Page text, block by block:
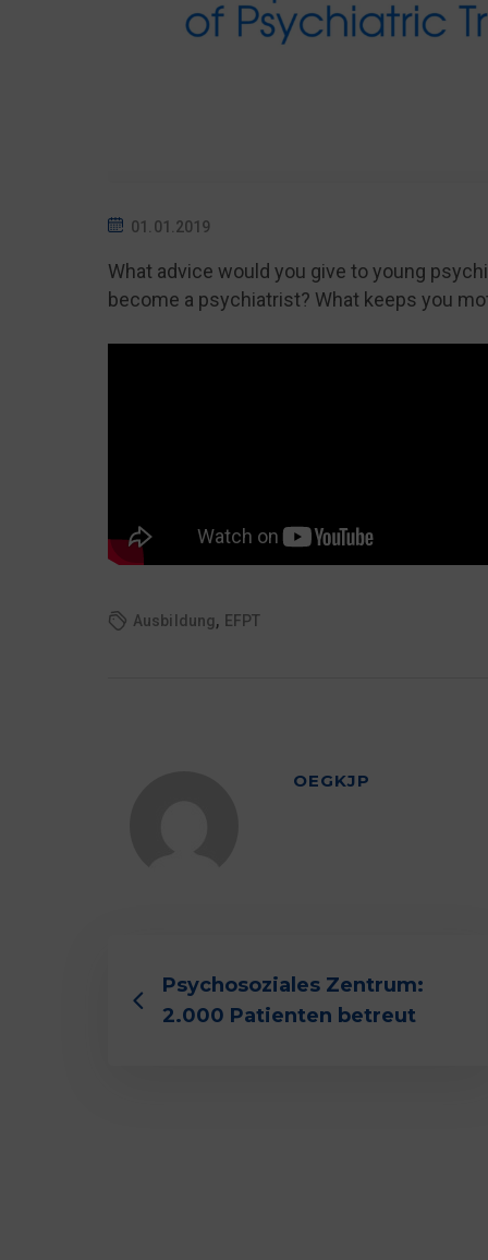
01.01.2019
What advice would you give to young
become a psychiatrist? What keeps you
Ausbildung, EFPT
OEGKJP
Psychosoziales Zentrum:
2.000 Patienten betreut